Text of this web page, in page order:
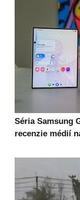
Séria Samsung
recenzie médií